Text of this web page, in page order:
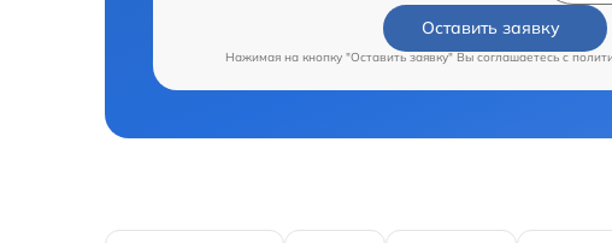
Оставить заявку
Нажимая на кнопку "Оставить заявку" Вы соглашаетесь c